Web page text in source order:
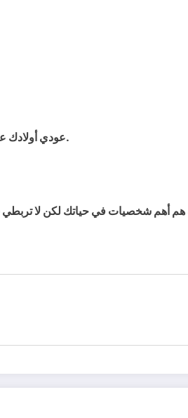
عودي أولادك على الروتين والنظافة، ولتعلمي أن أبسط عادة تودين تأصيلها بحاجة لثلاث أسابيع متواصلة على الأقل مع مراعاة الثواب المادي والمعنوي.
أهم شخصيات في حياتك لكن لا تربطي